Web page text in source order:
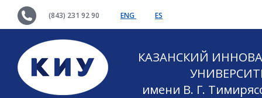
(843) 231 92 90 ENG ES
КАЗАНСКИЙ
имени В. Г.